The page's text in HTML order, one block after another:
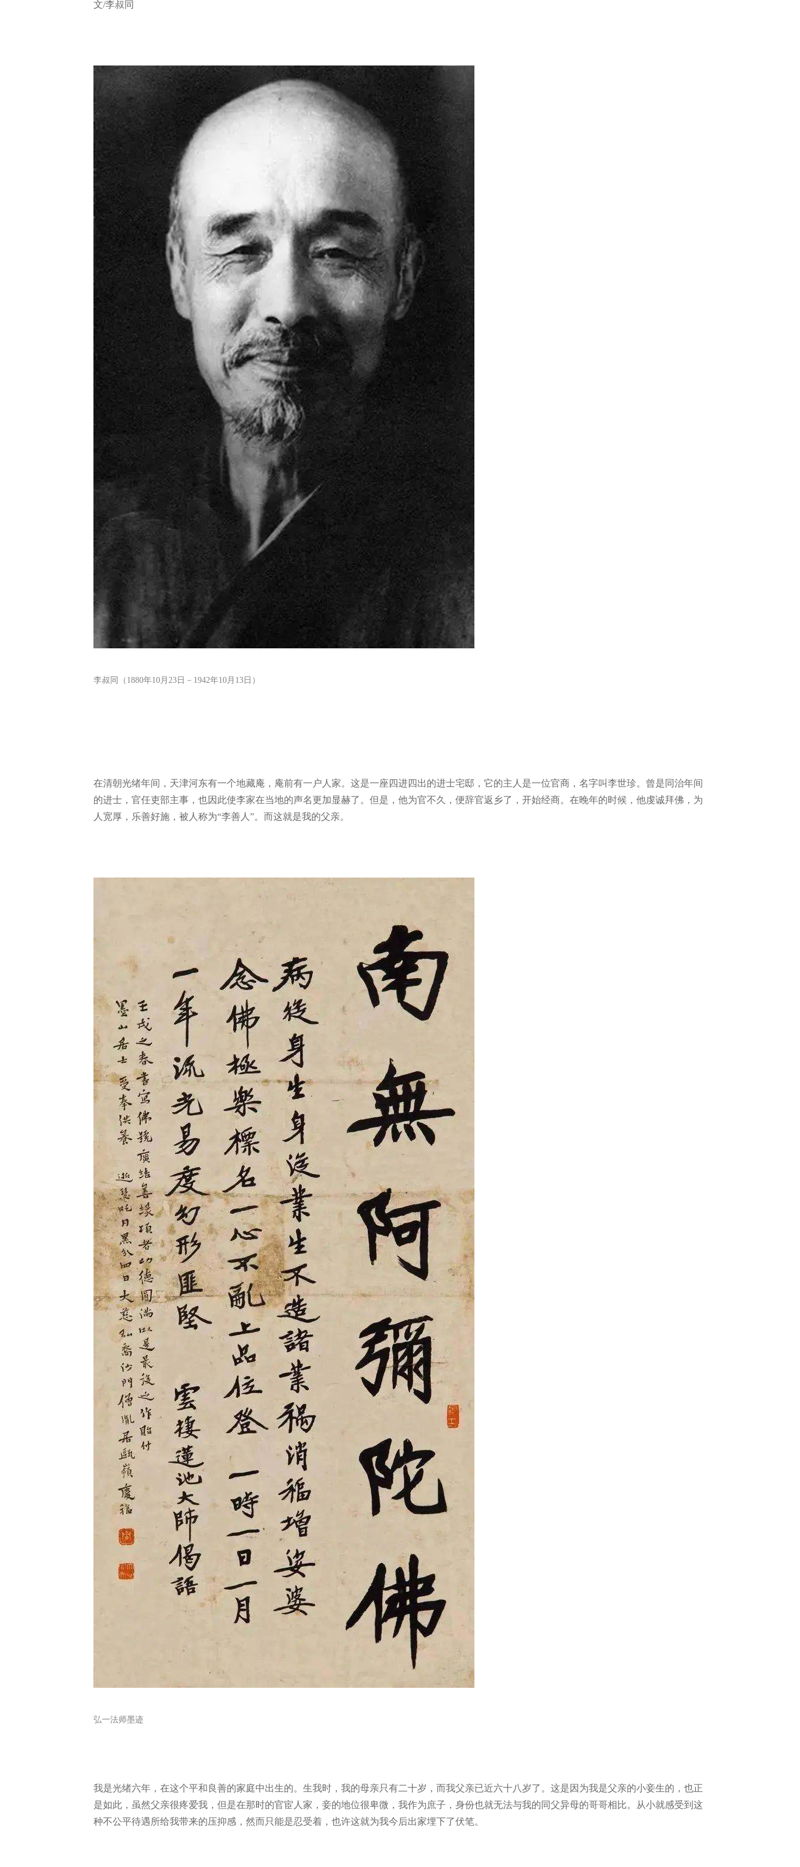
文/李叔同
李叔同（1880年10月23日－1942年10月13日）
在清朝光绪年间，天津河东有一个地藏庵，庵前有一户人家。这是一座四进四出的进士宅邸，它的主人是一位官商，名字叫李世珍。曾是同治年间
的进士，官任吏部主事，也因此使李家在当地的声名更加显赫了。但是，他为官不久，便辞官返乡了，开始经商。在晚年的时候，他虔诚拜佛，为
人宽厚，乐善好施，被人称为“李善人”。而这就是我的父亲。
弘一法师墨迹
我是光绪六年，在这个平和良善的家庭中出生的。生我时，我的母亲只有二十岁，而我父亲已近六十八岁了。这是因为我是父亲的小妾生的，也正
是如此，虽然父亲很疼爱我，但是在那时的官宦人家，妾的地位很卑微，我作为庶子，身份也就无法与我的同父异母的哥哥相比。从小就感受到这
种不公平待遇所给我带来的压抑感，然而只能是忍受着，也许这就为我今后出家埋下了伏笔。